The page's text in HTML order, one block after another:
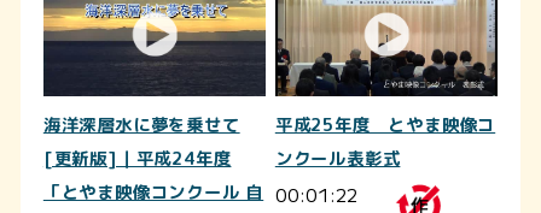
海洋深層水に夢を乗せて
[更新版]｜平成24年度
「とやま映像コンクール 自
平成25年度 とやま映像コ
ンクール表彰式
00:01:22